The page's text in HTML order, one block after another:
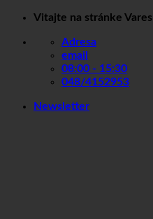
Skip
content
Vitajte na stránke Vares
Adresa
email
08:00 - 15:30
048/4152953
Newsletter